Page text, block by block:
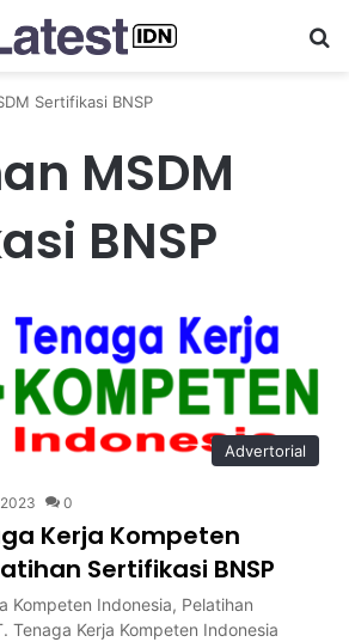
Sertifikasi BNSP
MSDM
BNSP
Advertorial
0
Kerja Kompeten
Sertifikasi BNSP
Kompeten Indonesia, Pelatihan
Kerja Kompeten Indonesia